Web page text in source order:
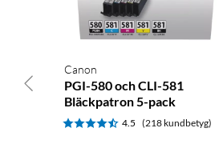
Canon
PGI-580 och CLI-581
Bläckpatron 5-pack
4.5 (218 kundbetyg)